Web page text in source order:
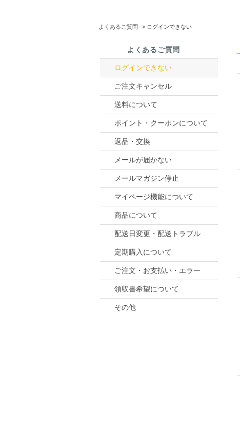
よくあるご質問 > ログインできない
よくあるご質問
ログインできない
ご注文キャンセル
送料について
ポイント・クーポンについて
返品・交換
メールが届かない
メールマガジン停止
マイページ機能について
商品について
配送日変更・配送トラブル
定期購入について
ご注文・お支払い・エラー
領収書希望について
その他